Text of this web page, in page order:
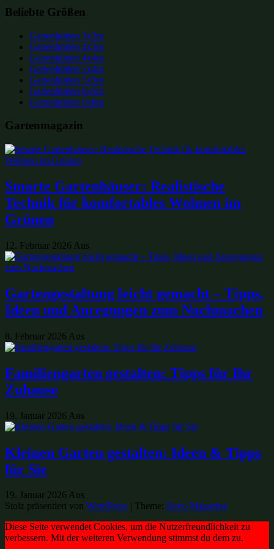
Beliebte Größen
Gartenhütten 3x3m
Gartenhütten 4x3m
Gartenhütten 4x4m
Gartenhütten 5x4m
Gartenhütten 5x5m
Gartenhütten 6x5m
Gartenhütten 6x6m
Gartenmagazin
Smarte Gartenhäuser: Realistische
Technik für komfortables Wohnen im
Grünen
12. Februar 2026 Aus
Gartengestaltung leicht gemacht – Tipps,
Ideen und Anregungen zum Nachmachen
8. Februar 2026 Aus
Familiengarten gestalten: Tipps für Ihr
Zuhause
19. Januar 2026 Aus
Kleinen Garten gestalten: Ideen & Tipps
für Sie
19. Januar 2026 Aus
Stolz präsentiert von WordPress | Theme: Envo Magazine
Diese Seite verwendet Cookies, um die Nutzerfreundlichkeit zu
verbessern. Mit der weiteren Verwendung stimmst du dem zu.